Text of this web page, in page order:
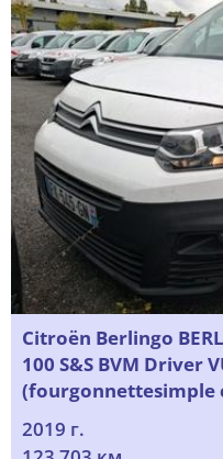
Citroën Berlingo
100 S&S BVM Driver
(fourgonnettesimple
2019 г.